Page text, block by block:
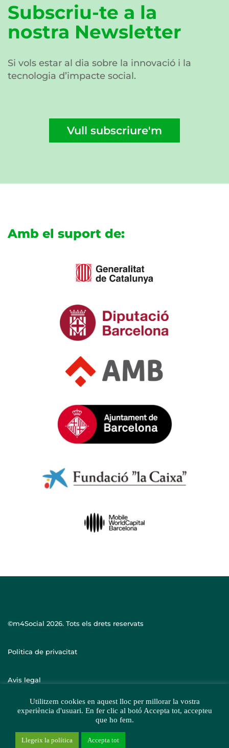
Subscriu-te a la
nostra Newsletter
Si vols estar al dia sobre la innovació i la
tecnologia d’impacte social.
Vull subscriure'm
Amb el suport de:
©m4Social 2026. Tots els drets reservats
Politica de privacitat
Avis legal
Utilitzem cookies en aquest lloc per millorar la vostra
experiència d'usuari. En fer clic al botó Accepta tot, accepteu
que ho fem.
Llegeix la política Accepta tot